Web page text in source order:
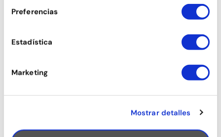
Preferencias
Estadística
Marketing
Mostrar detalles